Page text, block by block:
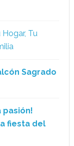
Hogar, Tu
Sagrado
pasión!
fiesta del